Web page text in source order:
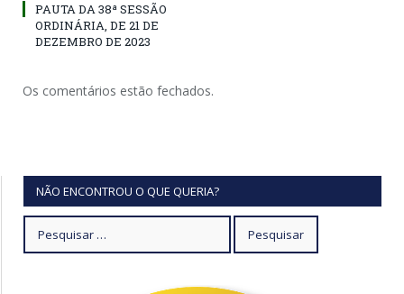
PAUTA DA 38ª SESSÃO
ORDINÁRIA, DE 21 DE
DEZEMBRO DE 2023
Os comentários estão fechados.
NÃO ENCONTROU O QUE QUERIA?